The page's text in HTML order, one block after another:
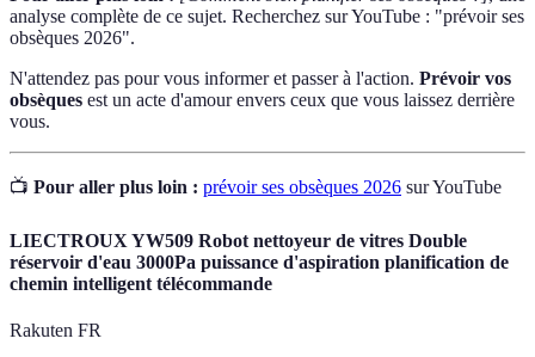
analyse complète de ce sujet. Recherchez sur YouTube : "prévoir ses
obsèques 2026".
N'attendez pas pour vous informer et passer à l'action. Prévoir vos
obsèques est un acte d'amour envers ceux que vous laissez derrière
vous.
📺 Pour aller plus loin : prévoir ses obsèques 2026 sur YouTube
LIECTROUX YW509 Robot nettoyeur de vitres Double
réservoir d'eau 3000Pa puissance d'aspiration planification de
chemin intelligent télécommande
Rakuten FR